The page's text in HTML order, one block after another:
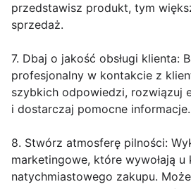
przedstawisz produkt, tym
sprzedaż.
7. Dbaj o jakość obsługi klienta:
profesjonalny w kontakcie z
szybkich odpowiedzi, rozwiązuj
i dostarczaj pomocne informacje.
8. Stwórz atmosferę pilności:
marketingowe, które wywołają u
natychmiastowego zakupu.